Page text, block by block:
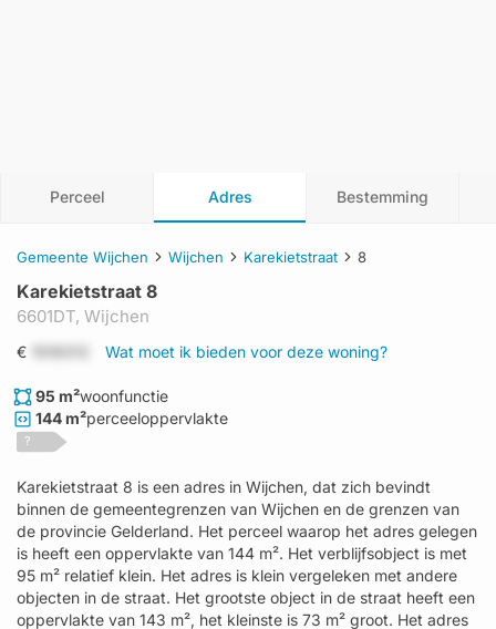
Perceel Adres Bestemming
Gemeente Wijchen Wijchen Karekietstraat 8
Karekietstraat 8
6601DT, Wijchen
€ Wat moet ik bieden voor deze woning?
95 m²woonfunctie
144 m²perceeloppervlakte
?
Karekietstraat 8 is een adres in Wijchen, dat zich bevindt
binnen de gemeentegrenzen van Wijchen en de grenzen van
de provincie Gelderland. Het perceel waarop het adres gelegen
is heeft een oppervlakte van 144 m². Het verblijfsobject is met
95 m² relatief klein. Het adres is klein vergeleken met andere
objecten in de straat. Het grootste object in de straat heeft een
oppervlakte van 143 m², het kleinste is 73 m² groot. Het adres